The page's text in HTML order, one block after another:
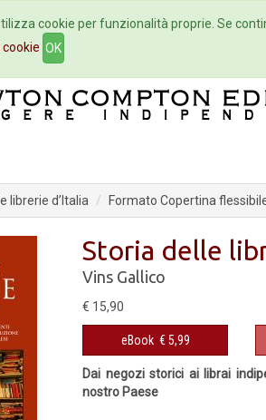
Autori Eventi
librerie d’Italia Formato Copertina
Storia delle
Vins Gallico
€ 15,90
eBook € 5,99
Dai negozi storici ai librai
nostro Paese
cookie per funzionalità proprie. Se
OK